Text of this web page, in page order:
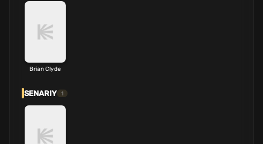
Brian Clyde
SENARIY 1